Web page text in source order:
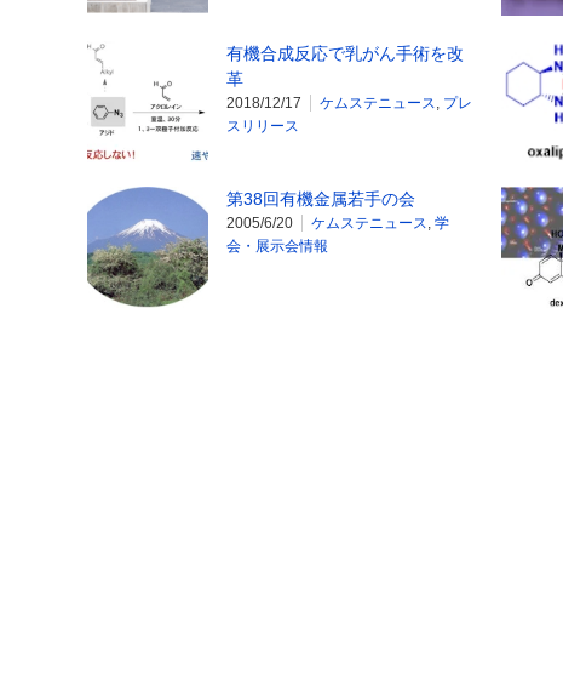
有機合成反応で乳がん手術を改
革
2018/12/17 ケムステニュース, プレ
スリリース
第38回有機金属若手の会
2005/6/20 ケムステニュース, 学
会・展示会情報